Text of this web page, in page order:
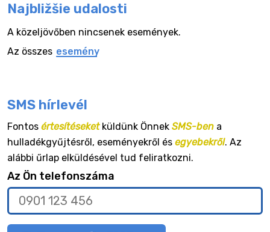
Najbližšie udalosti
A közeljövőben nincsenek események.
Az összes esemény
SMS hírlevél
Fontos értesítéseketküldünk Önnek SMS-ben a
hulladékgyűjtésről, eseményekről és egyebekről. Az
alábbi űrlap elküldésével tud feliratkozni.
Az Ön telefonszáma